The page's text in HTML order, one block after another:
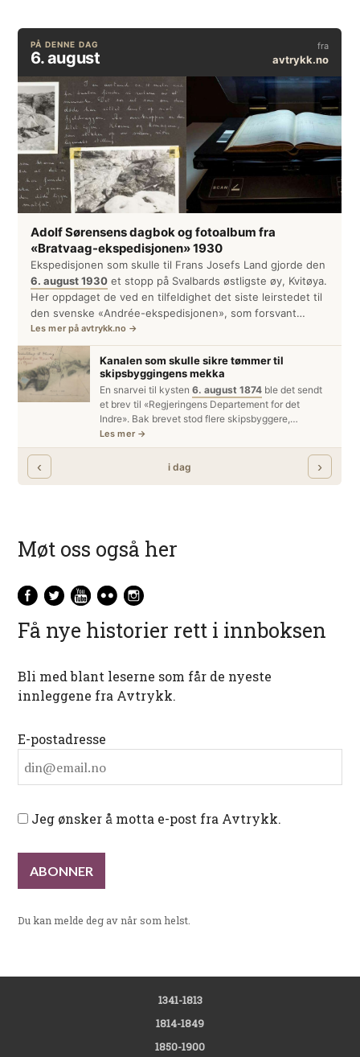
Møt oss også her
Få nye historier rett i innboksen
Bli med blant leserne som får de nyeste
innleggene fra Avtrykk.
E-postadresse
Jeg ønsker å motta e-post fra Avtrykk.
Du kan melde deg av når som helst.
1341-1813
1814-1849
1850-1900